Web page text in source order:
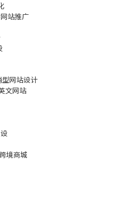
网站推广
网站设计
文网站
境商城